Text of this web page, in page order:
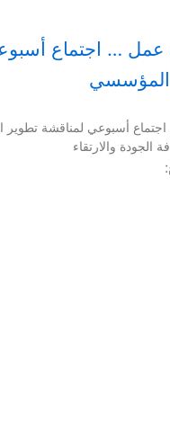
… اجتماع
المؤسسي
أسبوعي لمناقشة تطوير
الجودة والارتقاء